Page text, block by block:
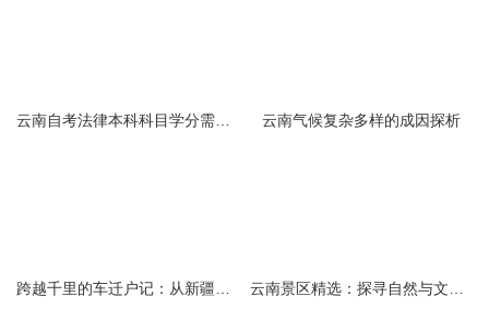
云南气候复杂多样的成因探析